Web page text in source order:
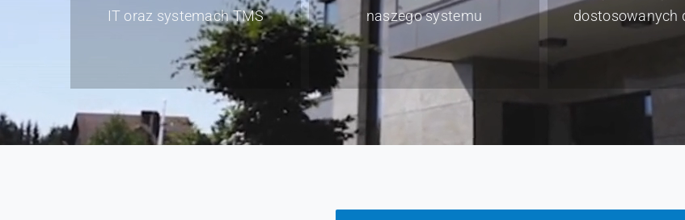
IT oraz systemach TMS
naszego systemu
dostosowanych